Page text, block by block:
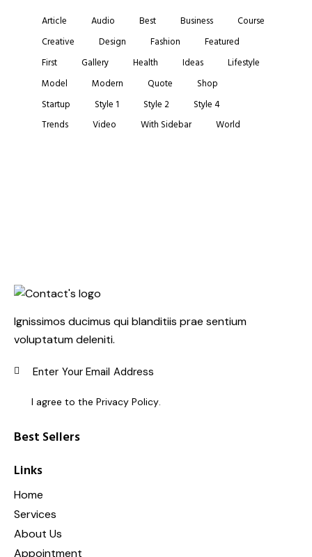
Article Audio Best Business
Course
Creative
Design Fashion
Featured
First
Gallery Health Ideas
Lifestyle
Model
Modern Quote
Shop
Startup
Style 1 Style 2
Style 4
Trends
Video With Sidebar World
Ignissimos ducimus qui blanditiis prae sentium
voluptatum deleniti.
I agree to the Privacy Policy.
Best Sellers
Links
Home
Services
About Us
Appointment